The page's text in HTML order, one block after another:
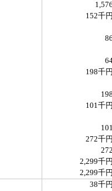
152千
198千
101千
272千
2,299千
2,299千
38千